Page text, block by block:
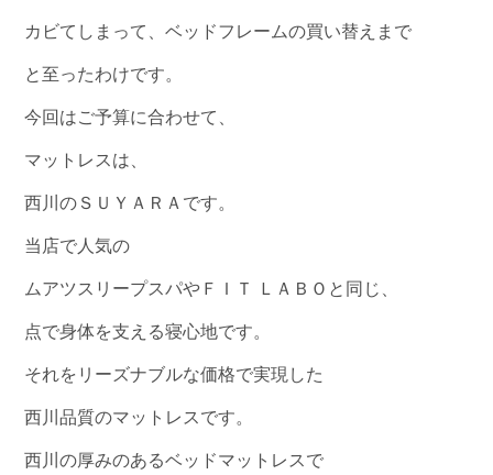
カビてしまって、ベッドフレームの買い替えまで
と至ったわけです。
今回はご予算に合わせて、
マットレスは、
西川のＳＵＹＡＲＡです。
当店で人気の
ムアツスリープスパやＦＩＴ ＬＡＢＯと同じ、
点で身体を支える寝心地です。
それをリーズナブルな価格で実現した
西川品質のマットレスです。
西川の厚みのあるベッドマットレスで